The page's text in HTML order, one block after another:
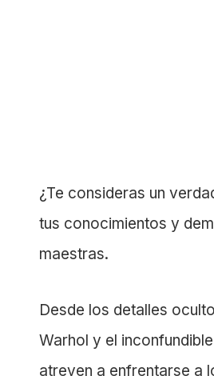
¿Te consideras un
tus conocimientos y
maestras.
Desde los detalles
Warhol y el
atreven a enfrentarse a